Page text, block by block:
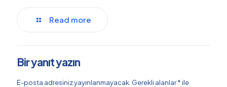
Read more
Bir yanıt yazın
E-posta adresiniz yayınlanmayacak. Gerekli alanlar*ile